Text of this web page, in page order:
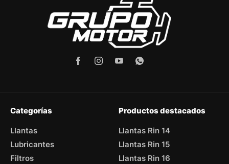
Categorías
Llantas
Lubricantes
Filtros
Productos destacados
Llantas Rin 14
Llantas Rin 15
Llantas Rin 16